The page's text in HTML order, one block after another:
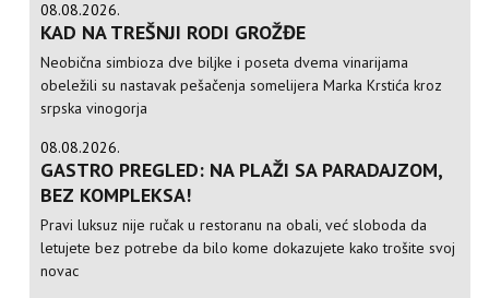
08.08.2026.
KAD NA TREŠNJI RODI GROŽĐE
Neobična simbioza dve biljke i poseta dvema vinarijama
obeležili su nastavak pešačenja somelijera Marka Krstića kroz
srpska vinogorja
08.08.2026.
GASTRO PREGLED: NA PLAŽI SA PARADAJZOM,
BEZ KOMPLEKSA!
Pravi luksuz nije ručak u restoranu na obali, već sloboda da
letujete bez potrebe da bilo kome dokazujete kako trošite svoj
novac